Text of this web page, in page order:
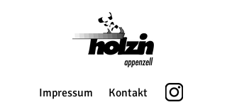
Impressum Kontakt